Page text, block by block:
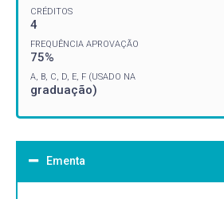
CRÉDITOS
4
FREQUÊNCIA APROVAÇÃO
75%
A, B, C, D, E, F (USADO NA
graduação)
Ementa